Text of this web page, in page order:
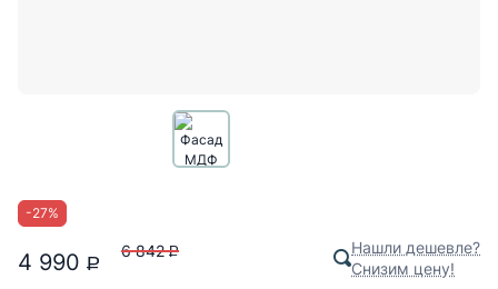
-27%
4 990 P
6 842 P
Нашли дешевле?
Снизим цену!